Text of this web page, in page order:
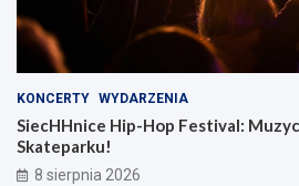
KONCERTY WYDARZENIA
SiecHHnice Hip-Hop Festival:
Skateparku!
8 sierpnia 2026